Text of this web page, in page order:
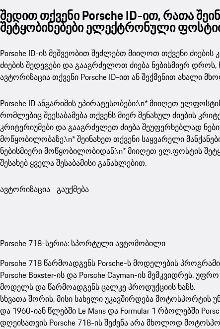
შედით თქვენი Porsche ID-ით, რათა
შეტყობინებები ელექტრონული
Porsche ID-ის მეშვეობით შეძლებთ მიიღოთ თქვენი
ძიების შედეგები და გააგრძელოთ ძიება ნებისმიერ
ავტორიზაცია თქვენი Porsche ID-ით ან შექმენით ახალი
Porsche ID ანგარიშის უპირატესობები:\n* მიიღეთ
რომლებიც შეესაბამება თქვენს მიერ შენახულ ძიების
კრიტერიუმები და გააგრძელეთ ძიება შეუფერხებლად
მოწყობილობაზე.\n* შეინახეთ თქვენი საყვარელი
ნებისმიერი მოწყობილობიდან.\n* მიიღეთ ელ.ფოსტის
შესახებ ყველა შესაბამისი განახლებით.
ავტორიზაცია გაუქმება
Porsche 718-სერია: სპორტული ავტომობილი
Porsche 718 წარმოადგენს Porsche-ს მოდელების
Porsche Boxster-ის და Porsche Cayman-ის მემკვიდრეს.
მოდელს და წარმოადგენს ცალკე პროდუქციის ხაზს.
სხვათა შორის, მისი სახელი უკავშირდება
და 1960-იან წლებში Le Mans და Formular 1 რბოლებში
დღეისათვის Porsche 718-ის შეძენა არა მხოლოდ